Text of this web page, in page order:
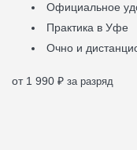
Официальное
Практика в Уфе
Очно и
от 1 990 ₽ за разряд